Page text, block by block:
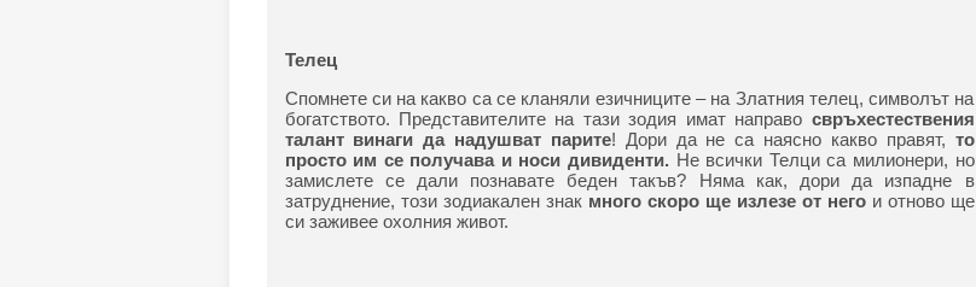
Телец
Спомнете си на какво са се кланяли езичниците – на Златния телец, символът на
богатството. Представителите на тази зодия имат направо свръхестествения
талант винаги да надушват парите! Дори да не са наясно какво правят, то
просто им се получава и носи дивиденти. Не всички Телци са милионери, но
замислете се дали познавате беден такъв? Няма как, дори да изпадне в
затруднение, този зодиакален знак много скоро ще излезе от негои отново ще
си заживее охолния живот.